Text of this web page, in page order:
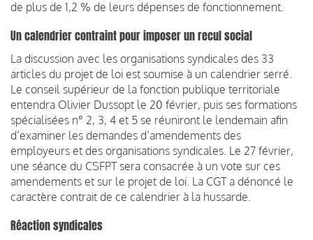
de plus de 1,2 % de leurs dépenses de fonctionnement.
Un calendrier contraint pour imposer un recul social
La discussion avec les organisations syndicales des 33
articles du projet de loi est soumise à un calendrier serré.
Le conseil supérieur de la fonction publique territoriale
entendra Olivier Dussopt le 20 février, puis ses formations
spécialisées n° 2, 3, 4 et 5 se réuniront le lendemain afin
d’examiner les demandes d’amendements des
employeurs et des organisations syndicales. Le 27 février,
une séance du CSFPT sera consacrée à un vote sur ces
amendements et sur le projet de loi. La CGT a dénoncé le
caractère contrait de ce calendrier à la hussarde.
Réaction syndicales